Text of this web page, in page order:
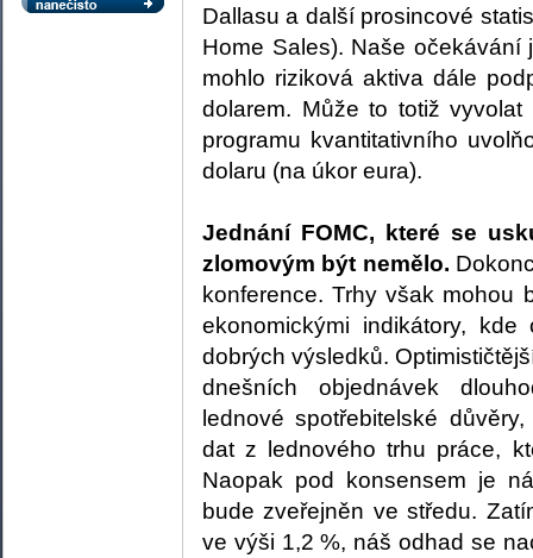
Dallasu a další prosincové
Home Sales). Naše
mohlo riziková aktiva dále
dolarem. Může to totiž
programu kvantitativního
dolaru (na úkor eura).
Jednání FOMC, které se
zlomovým být nemělo.
konference. Trhy však mohou
ekonomickými indikátory,
dobrých výsledků.
dnešních objednávek
lednové spotřebitelské
dat z lednového trhu práce,
Naopak pod konsensem je
bude zveřejněn ve středu.
ve výši 1,2 %, náš odhad se